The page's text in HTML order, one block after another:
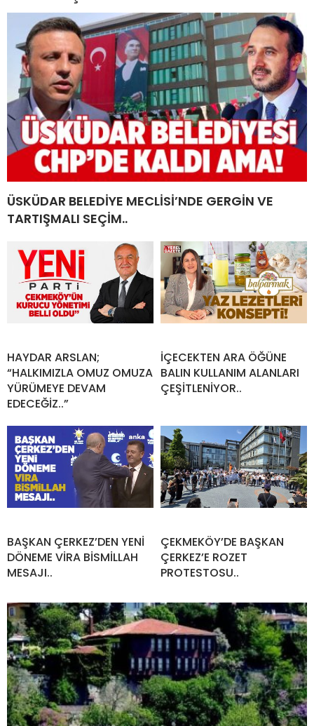
ÜSKÜDAR BELEDİYE MECLİSİ’NDE GERGİN VE
TARTIŞMALI SEÇİM..
HAYDAR ARSLAN;
“HALKIMIZLA OMUZ OMUZA
YÜRÜMEYE DEVAM
EDECEĞİZ..”
İÇECEKTEN ARA ÖĞÜNE
BALIN KULLANIM ALANLARI
ÇEŞİTLENİYOR..
BAŞKAN ÇERKEZ’DEN YENİ
DÖNEME VİRA BİSMİLLAH
MESAJI..
ÇEKMEKÖY’DE BAŞKAN
ÇERKEZ’E ROZET
PROTESTOSU..